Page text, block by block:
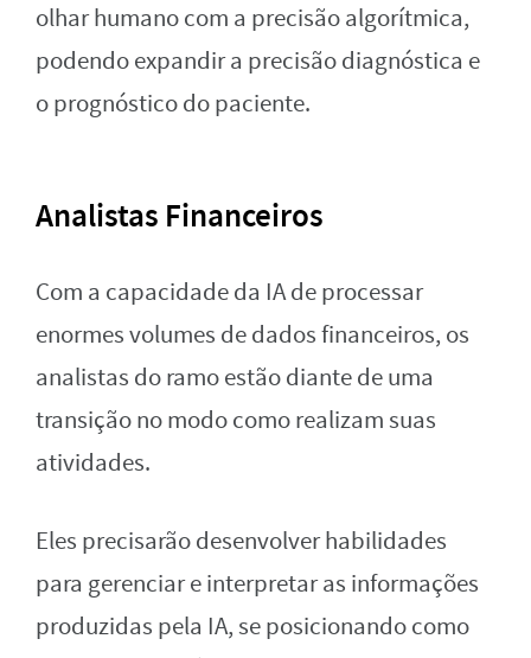
olhar humano com a precisão algorítmica,
podendo expandir a precisão diagnóstica e
o prognóstico do paciente.
Analistas Financeiros
Com a capacidade da IA de processar
enormes volumes de dados financeiros, os
analistas do ramo estão diante de uma
transição no modo como realizam suas
atividades.
Eles precisarão desenvolver habilidades
para gerenciar e interpretar as informações
produzidas pela IA, se posicionando como